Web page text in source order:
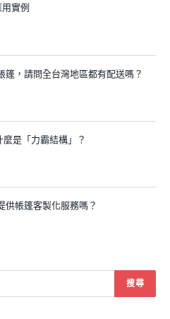
實例
篷，請問全台灣地區都有配送嗎？
是「力霸結構」？
供帳篷客製化服務嗎？